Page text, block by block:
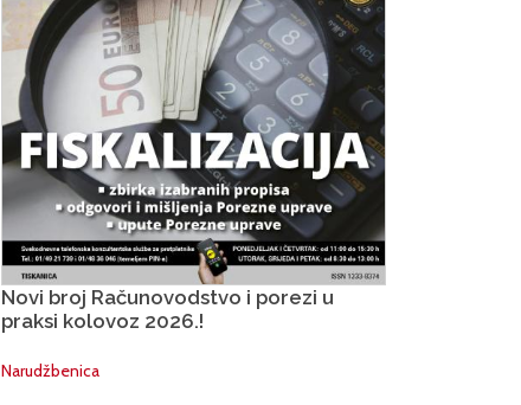
Novi broj Računovodstvo i porezi u
praksi kolovoz 2026.!
Narudžbenica